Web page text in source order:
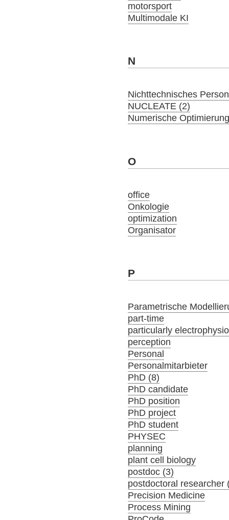
motorsport
Multimodale KI
N
Nichttechnisches
NUCLEATE (2)
Numerische
O
office
Onkologie
optimization
Organisator
P
Parametrische
part-time
particularly
perception
Personal
Personalmitarbieter
PhD (8)
PhD candidate
PhD position
PhD project
PhD student
PHYSEC
planning
plant cell biology
postdoc (3)
postdoctoral researcher
Precision Medicine
Process Mining